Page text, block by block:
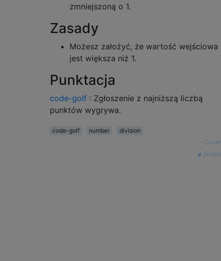
zmniejszoną o 1.
Zasady
Możesz założyć, że wartość wejściowa
jest większa niż 1.
Punktacja
code-golf : Zgłoszenie z najniższą liczbą
punktów wygrywa.
code-golf number
division
Oliver
źródło